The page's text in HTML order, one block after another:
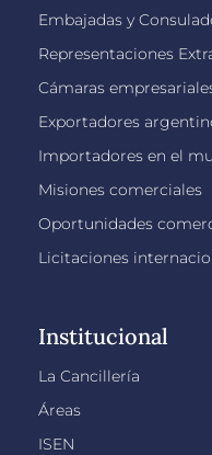
Embajadas y
Representaciones
Cámaras
Exportadores
Importadores en el
Misiones comerciales
Oportunidades
Licitaciones
Institucional
La Cancillería
Áreas
ISEN